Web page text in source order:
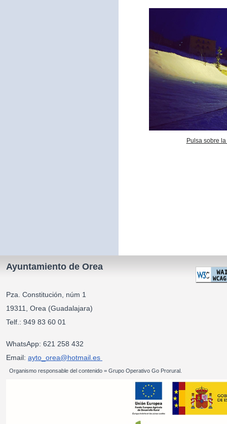
Pulsa sobre
Ayuntamiento de Orea
Pza. Constitución, núm 1
19311, Orea (Guadalajara)
Telf.: 949 83 60 01
WhatsApp: 621 258 432
Email: ayto_orea@hotmail.es
Organismo responsable del contenido = Grupo Operativo Go Prorural.